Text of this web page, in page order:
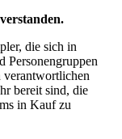
die sich in
Personengruppen
verantwortlichen
bereit sind, die
in Kauf zu